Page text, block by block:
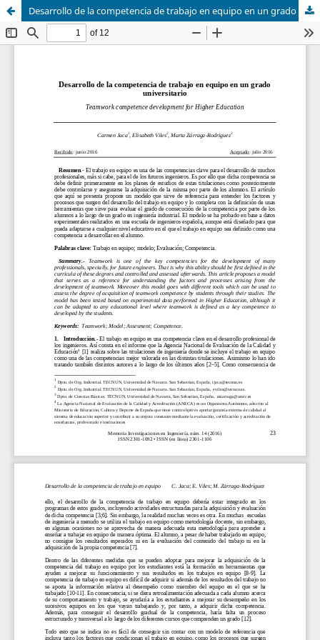
Desarrollo de la competencia de trabajo en equipo en un grado universitario